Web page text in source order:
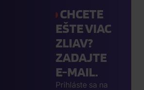
CHCETE
EŠTE VIAC
ZLIAV?
ZADAJTE
E-MAIL.
Prihláste sa na